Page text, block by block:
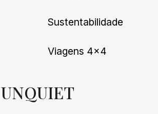
Sustentabilidade
Viagens 4×4